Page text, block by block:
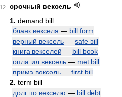
12
срочный вексель
1. demand bill
бланк векселя — bill form
верный вексель — safe bill
книга векселей — bill book
оплатил вексель — met bill
прима вексель — first bill
2. term bill
долг по векселю — bill debt